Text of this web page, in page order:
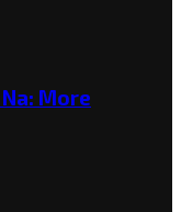
More